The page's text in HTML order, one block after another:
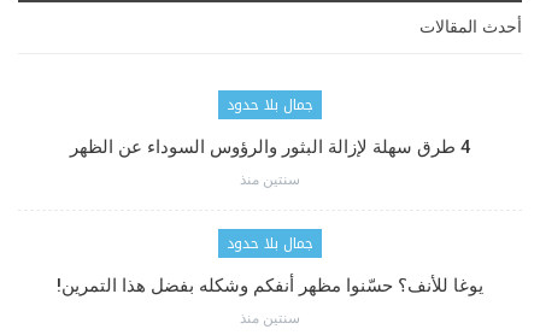
أحدث المقالات
جمال بلا حدود
4 طرق سهلة لإزالة البثور والرؤوس السوداء عن الظهر
سنتين منذ
جمال بلا حدود
يوغا للأنف؟ حسّنوا مظهر أنفكم وشكله بفضل هذا التمرين!
سنتين منذ